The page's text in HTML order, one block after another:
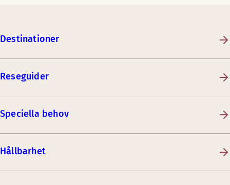
Destinationer
Reseguider
Speciella behov
Hållbarhet